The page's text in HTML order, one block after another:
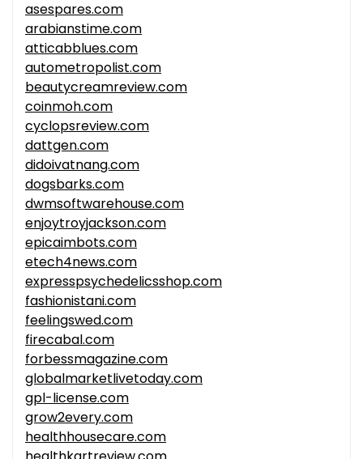
asespares.com
arabianstime.com
atticabblues.com
autometropolist.com
beautycreamreview.com
coinmoh.com
cyclopsreview.com
dattgen.com
didoivatnang.com
dogsbarks.com
dwmsoftwarehouse.com
enjoytroyjackson.com
epicaimbots.com
etech4news.com
expresspsychedelicsshop.com
fashionistani.com
feelingswed.com
firecabal.com
forbessmagazine.com
globalmarketlivetoday.com
gpl-license.com
grow2every.com
healthhousecare.com